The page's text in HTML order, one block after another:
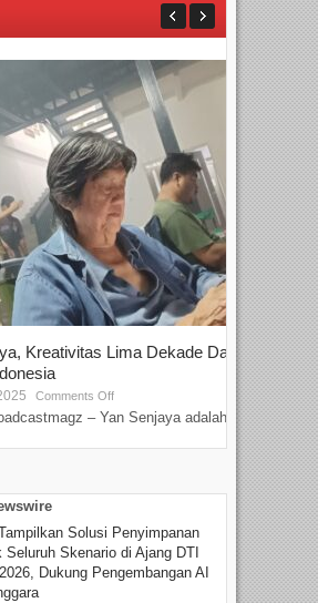
Kreativitas Lima Dekade Dalam
Comments Off
– Yan Senjaya adalah...
Solusi Penyimpanan
Seluruh Skenario di Ajang DTI
Dukung Pengembangan AI